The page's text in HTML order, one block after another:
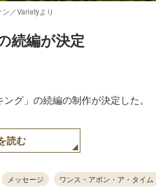
／Varietyより
続編が決定
グ」の続編の制作が決定した。
読む
メッセージ
ワンス・アポン・ア・タイム